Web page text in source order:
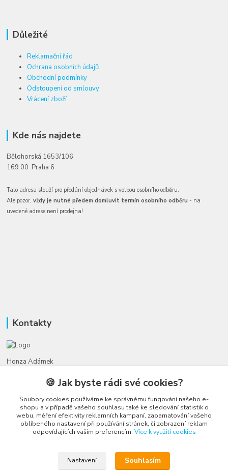
Důležité
Reklamační řád
Ochrana osobních údajů
Obchodní podmínky
Odstoupení od smlouvy
Vrácení zboží
Kde nás najdete
Bělohorská 1653/106
169 00 Praha 6
Tato adresa slouží pro předání objednávek s volbou osobního odběru.
Ale pozor,vždy je nutné předem domluvit termín osobního odběru - na
uvedené adrese není prodejna!
Kontakty
Honza Adámek
(Po-Ne, 9-21 hod.)
honza@autahracky.cz
Upravit sběr cookies.
🍪 Jak byste rádi své cookies?
Soubory cookies používáme ke správnému fungování našeho e-
shopu a v případě vašeho souhlasu také ke sledování statistik o
webu, měření efektivity reklamních kampaní, zapamatování vašeho
oblíbeného nastavení při používání stránek, či zobrazení reklam
odpovídajících vašim preferencím. Více k využití cookies
Nastavení Souhlasím